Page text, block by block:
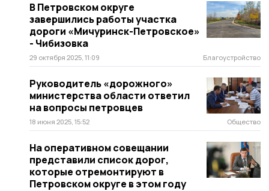
В Петровском округе
завершились работы участка
дороги «Мичуринск-Петровское»
- Чибизовка
29 октября 2025, 11:09 Благоустройство
Руководитель «дорожного»
министерства области ответил
на вопросы петровцев
18 июня 2025, 15:52 Общество
На оперативном совещании
представили список дорог,
которые отремонтируют в
Петровском округе в этом году